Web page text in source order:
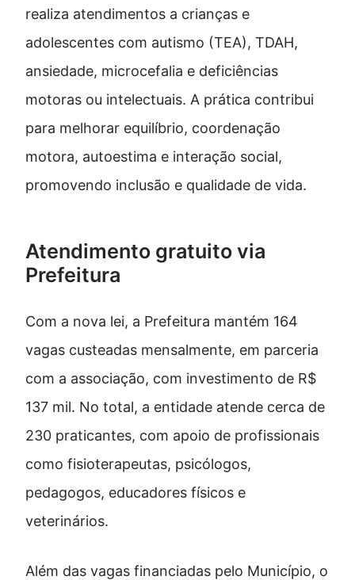
realiza atendimentos a crianças e
adolescentes com autismo (TEA), TDAH,
ansiedade, microcefalia e deficiências
motoras ou intelectuais. A prática contribui
para melhorar equilíbrio, coordenação
motora, autoestima e interação social,
promovendo inclusão e qualidade de vida.
Atendimento gratuito via
Prefeitura
Com a nova lei, a Prefeitura mantém 164
vagas custeadas mensalmente, em parceria
com a associação, com investimento de R$
137 mil. No total, a entidade atende cerca de
230 praticantes, com apoio de profissionais
como fisioterapeutas, psicólogos,
pedagogos, educadores físicos e
veterinários.
Além das vagas financiadas pelo Município, o